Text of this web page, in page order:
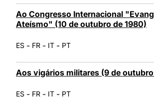
Ao Congresso Internacional
Ateísmo" (10 de outubro de 1980)
ES - FR - IT - PT
Aos vigários militares (9 de
ES - FR - IT - PT